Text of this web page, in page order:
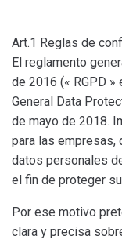
Art.1 Reglas de
El reglamento
de 2016 (« RGPD »
General Data
de mayo de 2018.
para las empresas,
datos personales
el fin de proteger
Por ese motivo
clara y precisa